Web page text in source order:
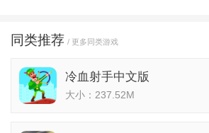
同类推荐 / 更多同类游戏
冷血射手中文版
大小：237.52M